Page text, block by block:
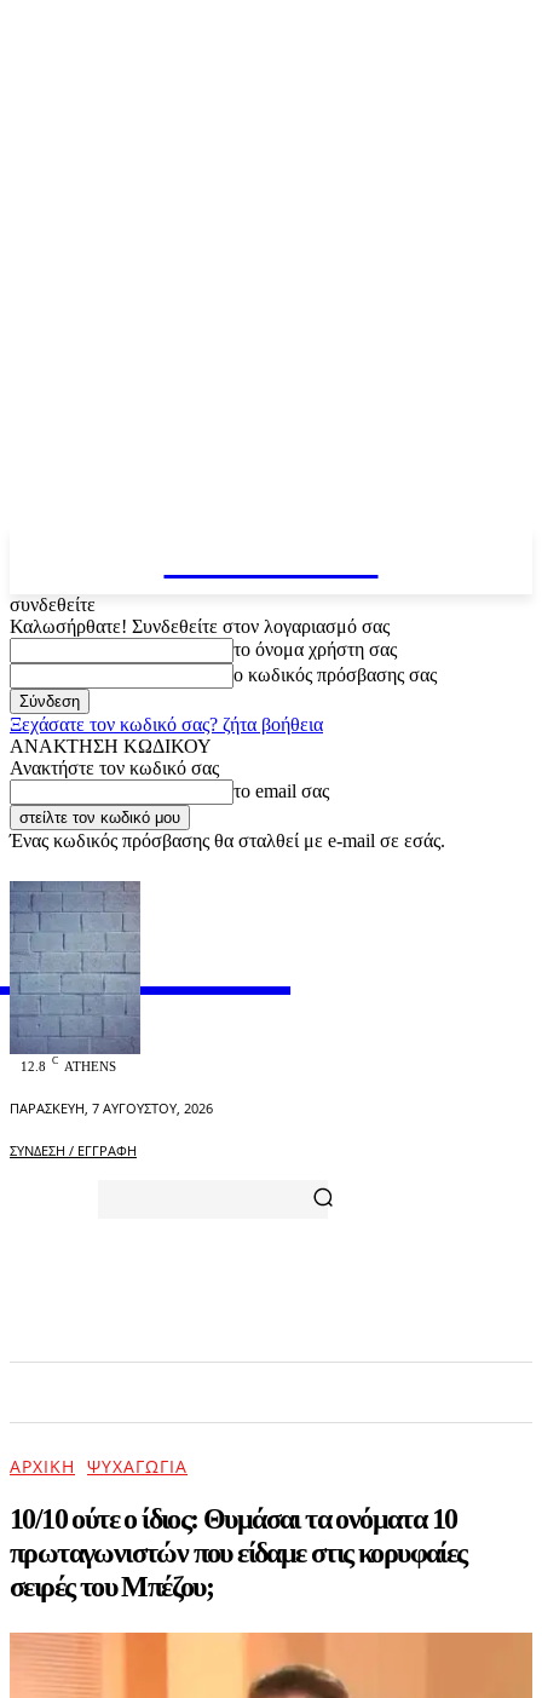
συνδεθείτε
Καλωσήρθατε! Συνδεθείτε στον λογαριασμό σας
το όνομα χρήστη σας
ο κωδικός πρόσβασης σας
Ξεχάσατε τον κωδικό σας? ζήτα βοήθεια
ΑΝΑΚΤΗΣΗ ΚΩΔΙΚΟΥ
Ανακτήστε τον κωδικό σας
το email σας
Ένας κωδικός πρόσβασης θα σταλθεί με e-mail σε εσάς.
OFFICIAL
12.8 C ATHENS
ΠΑΡΑΣΚΕΥΉ, 7 ΑΥΓΟΎΣΤΟΥ, 2026
ΣΎΝΔΕΣΗ / ΕΓΓΡΑΦΉ
ΑΡΧΙΚΉ ΨΥΧΑΓΩΓΊΑ
10/10 ούτε ο ίδιος: Θυμάσαι τα ονόματα 10
πρωταγωνιστών που είδαμε στις κορυφαίες
σειρές του Μπέζου;